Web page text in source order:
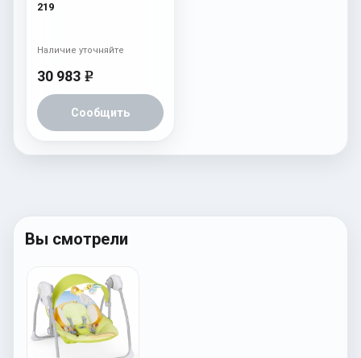
219
30 983 e
Сообщить
Наличие уточняйте
Вы смотрели